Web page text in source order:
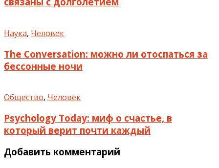
Наука, Человек
The Conversation: можно ли отоспаться за
бессонные ночи
Общество, Человек
Psychology Today: миф о счастье, в
который верит почти каждый
Добавить комментарий